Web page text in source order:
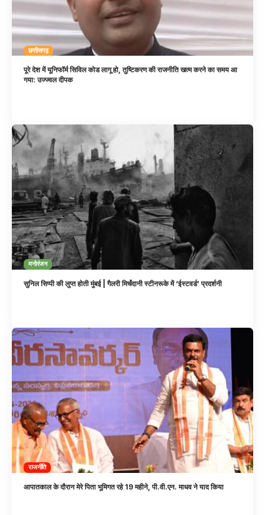
छत्तीसगढ़
पूरे देश में यूनिफॉर्म सिविल कोड लागू हो, तुष्टिकरण की राजनीति खत्म करने का समय आ
गया: उज्ज्वल दीपक
मनोरंजन
सुनिल सिप्पी की लुप्त होती मुंबई | गैलरी मिर्चंदानी स्टीनरूके में ‘ईस्टवर्ड’ प्रदर्शनी
राजनीति
आपातकाल के दौरान मेरे पिता भूमिगत रहे 19 महीने, पी.वी.एन. माधव ने याद किया